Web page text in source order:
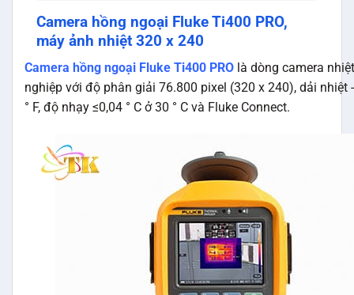
Camera hồng ngoại Fluke Ti400 PRO,
máy ảnh nhiệt 320 x 240
Camera hồng ngoại Fluke Ti400 PRO là dòng camera
nghiệp với độ phân giải 76.800 pixel (320 x 240), dải nhiệt
° F, độ nhạy ≤0,04 ° C ở 30 ° C và Fluke Connect.